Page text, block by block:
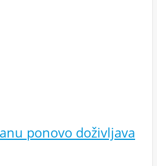
ponovo doživljava